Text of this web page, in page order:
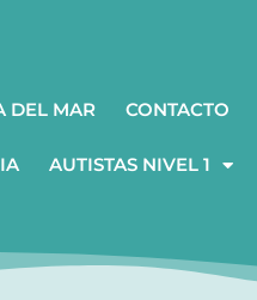
DEL MAR CONTACTO
AUTISTAS NIVEL 1